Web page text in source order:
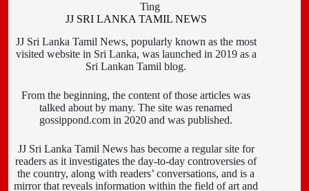
Ting
JJ SRI LANKA TAMIL NEWS
JJ Sri Lanka Tamil News, popularly known as the most
visited website in Sri Lanka, was launched in 2019 as a
Sri Lankan Tamil blog.
From the beginning, the content of those articles was
talked about by many. The site was renamed
gossippond.com in 2020 and was published.
JJ Sri Lanka Tamil News has become a regular site for
readers as it investigates the day-to-day controversies of
the country, along with readers’ conversations, and is a
mirror that reveals information within the field of art and